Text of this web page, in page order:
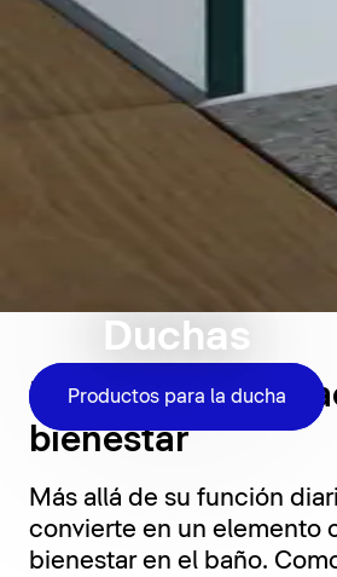
Duchas
Productos para la ducha
La ducha, un
bienestar
Más allá de su función
convierte en un elemento
bienestar en el baño.